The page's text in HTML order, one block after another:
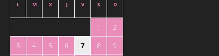
L M X J V S D
1
2
3
4 5 6 7 8
9